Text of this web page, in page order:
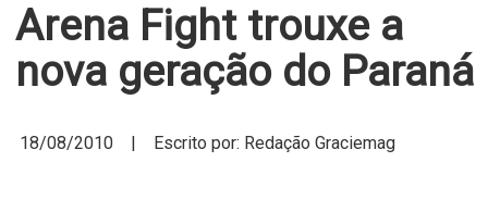
Arena Fight trouxe a
nova geração do Paraná
18/08/2010 | Escrito por: Redação Graciemag